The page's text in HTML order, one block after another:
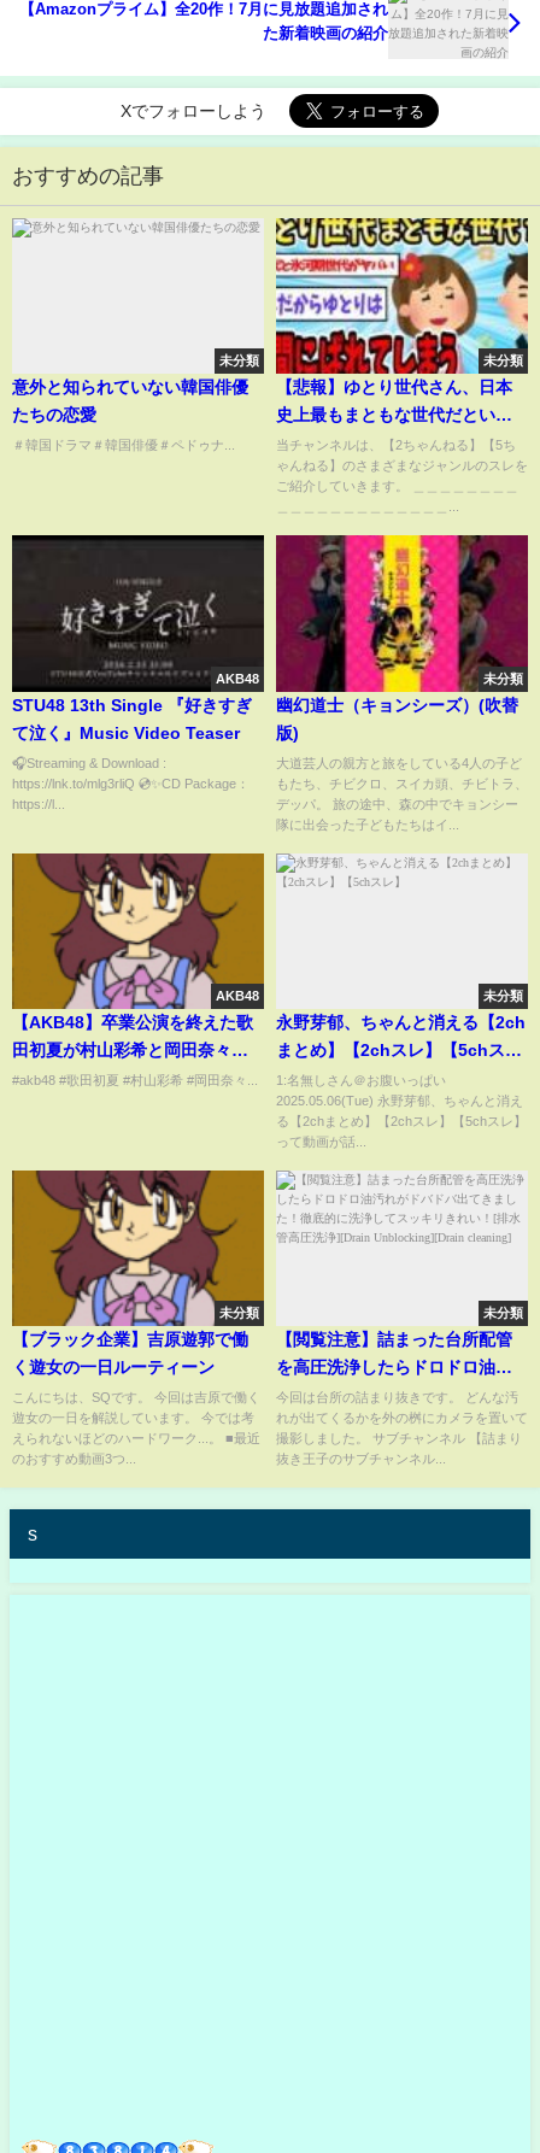
【Amazonプライム】全20作！7月に見放題追加され
た新着映画の紹介
Xでフォローしよう
おすすめの記事
未分類
意外と知られていない韓国俳優
たちの恋愛
＃韓国ドラマ＃韓国俳優＃ペドゥナ...
未分類
【悲報】ゆとり世代さん、日本
史上最もまともな世代だという
ことがバレてしまう…【2ch面白
いスレ】【ゆっくり解説】
当チャンネルは、【2ちゃんねる】【5ち
ゃんねる】のさまざまなジャンルのスレを
ご紹介していきます。 ＿＿＿＿＿＿＿＿
AKB48
STU48 13th Single 『好きすぎ
て泣く』Music Video Teaser
🎧Streaming & Download :
https://lnk.to/mlg3rliQ 💿✨CD Package：
https://l...
未分類
幽幻道士（キョンシーズ）(吹替
版)
大道芸人の親方と旅をしている4人の子ど
もたち、チビクロ、スイカ頭、チビトラ、
デッパ。 旅の途中、森の中でキョンシー
隊に出会った子どもたちはイ...
AKB48
【AKB48】卒業公演を終えた歌
田初夏が村山彩希と岡田奈々を
語る
#akb48 #歌田初夏 #村山彩希 #岡田奈々...
未分類
永野芽郁、ちゃんと消える【2ch
まとめ】【2chスレ】【5chス
レ】
1:名無しさん＠お腹いっぱい
2025.05.06(Tue) 永野芽郁、ちゃんと消え
る【2chまとめ】【2chスレ】【5chスレ】
って動画が話...
未分類
【ブラック企業】吉原遊郭で働
く遊女の一日ルーティーン
こんにちは、SQです。 今回は吉原で働く
遊女の一日を解説しています。 今では考
えられないほどのハードワーク...。 ■最近
のおすすめ動画3つ...
未分類
【閲覧注意】詰まった台所配管
を高圧洗浄したらドロドロ油汚
れがドバドバ出てきました！徹
底的に洗浄してスッキリきれ
い！[排水管高圧洗浄][Drain
今回は台所の詰まり抜きです。 どんな汚
れが出てくるかを外の桝にカメラを置いて
撮影しました。 サブチャンネル 【詰まり
抜き王子のサブチャンネル...
s